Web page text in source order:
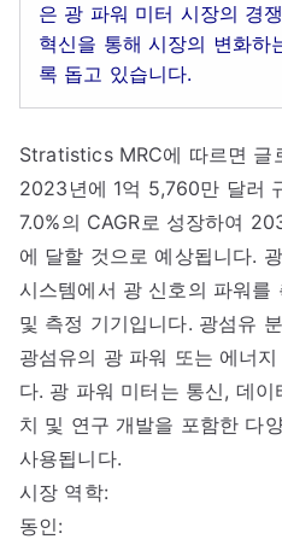
은 광 파워 미터 시장의 경
혁신을 통해 시장의 변화하
록 돕고 있습니다.
Stratistics MRC에 따르면 글
2023년에 1억 5,760만 달러
7.0%의 CAGR로 성장하여
에 달할 것으로 예상됩니다.
시스템에서 광 신호의 파워를
및 측정 기기입니다. 광섬유
광섬유의 광 파워 또는 에너
다. 광 파워 미터는 통신, 데
치 및 연구 개발을 포함한 다
사용됩니다.
시장 역학:
동인: